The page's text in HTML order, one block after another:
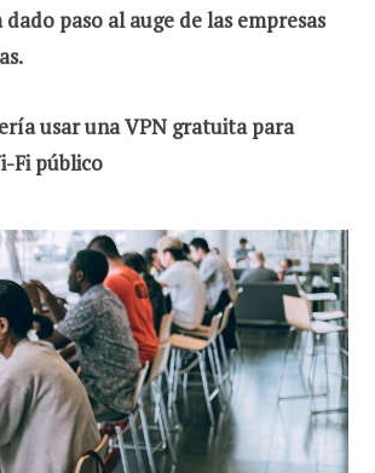
dado paso al auge de las empresas
usar una VPN gratuita para
Fi público